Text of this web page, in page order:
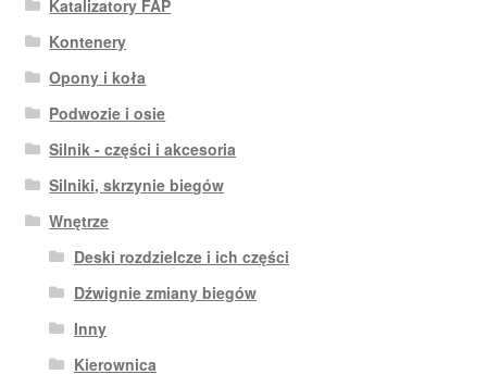
Katalizatory FAP
Kontenery
Opony i koła
Podwozie i osie
Silnik - części i akcesoria
Silniki, skrzynie biegów
Wnętrze
Deski rozdzielcze i ich części
Dźwignie zmiany biegów
Inny
Kierownica